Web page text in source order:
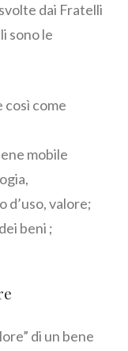
dai Fratelli
sono le
così come
mobile
d’uso, valore;
beni ;
di un bene